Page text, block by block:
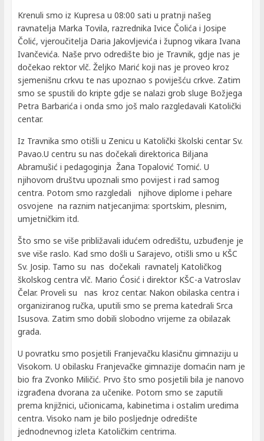
Krenuli smo iz Kupresa u 08:00 sati u pratnji našeg
ravnatelja Marka Tovila, razrednika Ivice Čolića i Josipe
Čolić, vjeroučitelja Daria Jakovljevića i župnog vikara Ivana
Ivančevića. Naše prvo odredište bio je Travnik, gdje nas je
dočekao rektor vlč. Željko Marić koji nas je proveo kroz
sjemenišnu crkvu te nas upoznao s poviješću crkve. Zatim
smo se spustili do kripte gdje se nalazi grob sluge Božjega
Petra Barbarića i onda smo još malo razgledavali Katolički
centar.
Iz Travnika smo otišli u Zenicu u Katolički školski centar Sv.
Pavao.U centru su nas dočekali direktorica Biljana
Abramušić i pedagoginja Žana Topalović Tomić. U
njihovom društvu upoznali smo povijest i rad samog
centra. Potom smo razgledali njihove diplome i pehare
osvojene na raznim natjecanjima: sportskim, plesnim,
umjetničkim itd.
Što smo se više približavali idućem odredištu, uzbuđenje je
sve više raslo. Kad smo došli u Sarajevo, otišli smo u KŠC
Sv. Josip. Tamo su nas dočekali ravnatelj Katoličkog
školskog centra vlč. Mario Ćosić i direktor KŠC-a Vatroslav
Čelar. Proveli su nas kroz centar. Nakon obilaska centra i
organiziranog ručka, uputili smo se prema katedrali Srca
Isusova. Zatim smo dobili slobodno vrijeme za obilazak
grada.
U povratku smo posjetili Franjevačku klasičnu gimnaziju u
Visokom. U obilasku Franjevačke gimnazije domaćin nam je
bio fra Zvonko Miličić. Prvo što smo posjetili bila je nanovo
izgrađena dvorana za učenike. Potom smo se zaputili
prema knjižnici, učionicama, kabinetima i ostalim uredima
centra. Visoko nam je bilo posljednje odredište
jednodnevnog izleta Katoličkim centrima.